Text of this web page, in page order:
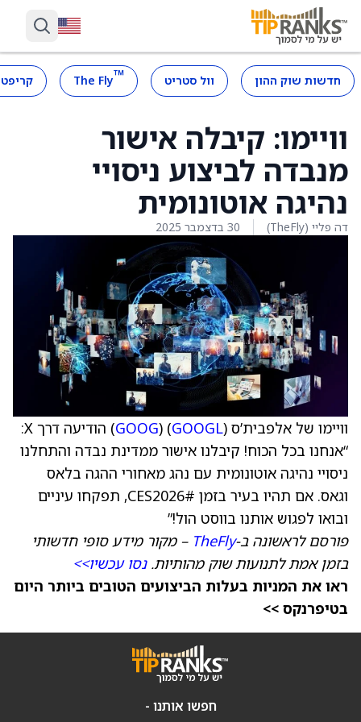
חדשות שוק ההון וול סטריט ™
The Fly
וויימו: קיבלה אישור
מנבדה לביצוע ניסויי
נהיגה אוטונומית
דה פליי (TheFly) 30 בדצמבר 2025
וויימו של אלפבית’ס (GOOGL
) (
GOOG
) הודיעה דרך X:
“אנחנו בכל הכוח! קיבלנו אישור ממדינת נבדה והתחלנו
ניסויי נהיגה אוטונומית עם נהג מאחורי ההגה בלאס
וגאס. אם תהיו בעיר בזמן #CES2026, תפקחו עיניים
ובואו לפגוש אותנו בווסט הול!”
פורסם לראשונה ב-TheFly – מקור מידע סופי חדשותי
בזמן אמת לתנועות שוק מהותיות.נסו עכשיו>>
ראו את המניות בעלות הביצועים הטובים ביותר היום
בטיפרנקס >>
חפשו אותנו -